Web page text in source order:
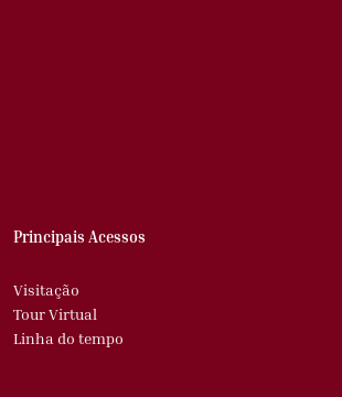
Principais Acessos
Visitação
Tour Virtual
Linha do tempo